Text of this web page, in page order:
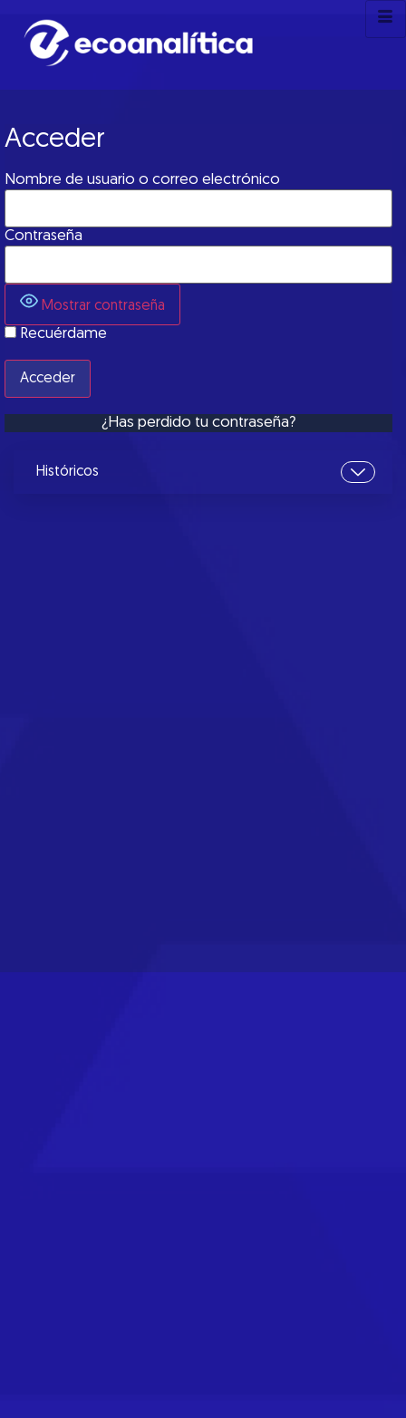
Acceder
Nombre de usuario o correo electrónico
Contraseña
Mostrar contraseña
Recuérdame
¿Has perdido tu contraseña?
Históricos